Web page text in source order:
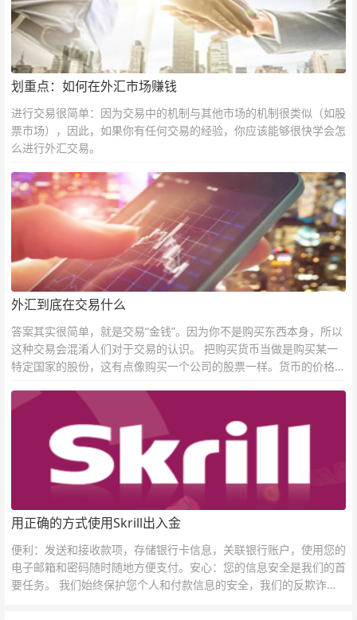
划重点：如何在外汇市场赚钱
进行交易很简单：因为交易中的机制与其他市场的机制很类似（如股
票市场），因此，如果你有任何交易的经验，你应该能够很快学会怎
么进行外汇交易。
外汇到底在交易什么
答案其实很简单，就是交易“金钱”。因为你不是购买东西本身，所以
这种交易会混淆人们对于交易的认识。 把购买货币当做是购买某一
特定国家的股份，这有点像购买一个公司的股票一样。货币的价格直
用正确的方式使用Skrill出入金
便利：发送和接收款项，存储银行卡信息，关联银行账户，使用您的
电子邮箱和密码随时随地方便支付。安心：您的信息安全是我们的首
要任务。 我们始终保护您个人和付款信息的安全，我们的反欺诈团